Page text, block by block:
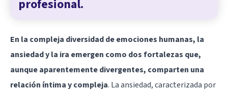
profesional.
En la compleja diversidad de emociones humanas, la
ansiedad y la ira emergen como dos fortalezas que,
aunque aparentemente divergentes, comparten una
relación íntima y compleja. La ansiedad, caracterizada por